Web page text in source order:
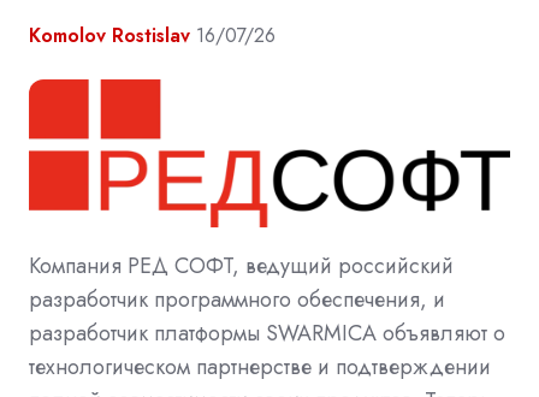
Komolov Rostislav 16/07/26
Компания РЕД СОФТ, ведущий российский
разработчик программного обеспечения, и
разработчик платформы SWARMICA объявляют о
технологическом партнерстве и подтверждении